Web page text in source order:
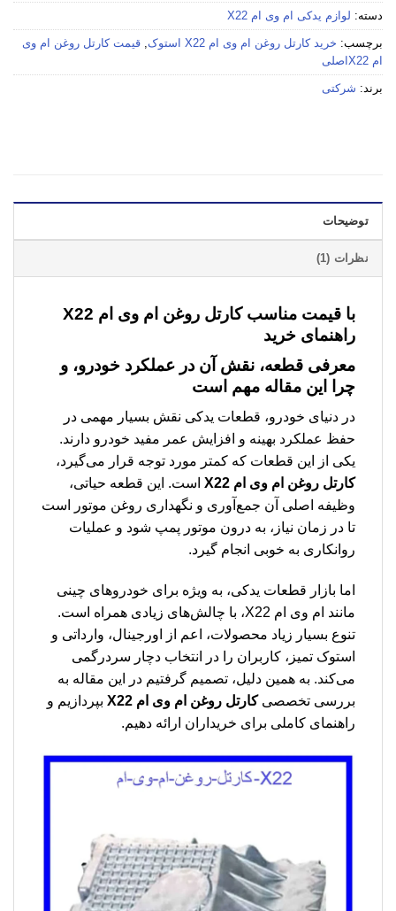
دسته: لوازم یدکی ام وی ام X22
برچسب: خرید كارتل روغن ام وی ام X22 استوک
قیمت كارتل روغن ام وی
ام X22اصلی
برند: شرکتی
توضیحات
نظرات (1)
با قیمت مناسبكارتل روغن ام وی ام X22
راهنمای خرید
معرفی قطعه، نقش آن در عملکرد خودرو، و
چرا این مقاله مهم است
در دنیای خودرو، قطعات یدکی نقش بسیار مهمی در
حفظ عملکرد بهینه و افزایش عمر مفید خودرو دارند.
یکی از این قطعات که کمتر مورد توجه قرار می‌گیرد،
كارتل روغن ام وی ام X22
است. این قطعه حیاتی،
وظیفه اصلی آن جمع‌آوری و نگهداری روغن موتور است
تا در زمان نیاز، به درون موتور پمپ شود و عملیات
روانکاری به خوبی انجام گیرد.
اما بازار قطعات یدکی، به ویژه برای خودروهای چینی
مانند ام وی ام X22، با چالش‌های زیادی همراه است.
تنوع بسیار زیاد محصولات، اعم از اورجینال، وارداتی و
استوک تمیز، کاربران را در انتخاب دچار سردرگمی
می‌کند. به همین دلیل، تصمیم گرفتیم در این مقاله به
بررسی تخصصیكارتل روغن ام وی ام X22
بپردازیم و
راهنمای کاملی برای خریداران ارائه دهیم.